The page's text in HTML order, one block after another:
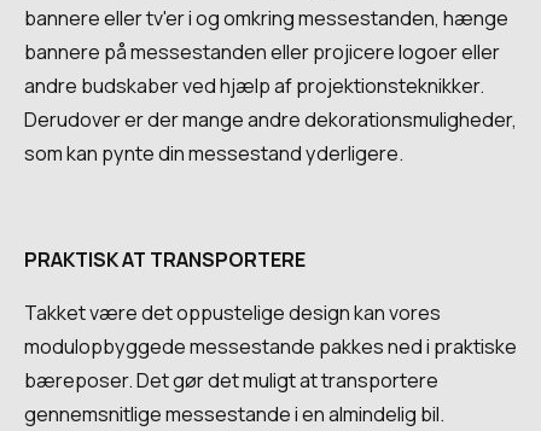
bannere eller tv'er i og omkring messestanden, hænge
bannere på messestanden eller projicere logoer eller
andre budskaber ved hjælp af projektionsteknikker.
Derudover er der mange andre dekorationsmuligheder,
som kan pynte din messestand yderligere.
PRAKTISK AT TRANSPORTERE
Takket være det oppustelige design kan vores
modulopbyggede messestande pakkes ned i praktiske
bæreposer. Det gør det muligt at transportere
gennemsnitlige messestande i en almindelig bil.